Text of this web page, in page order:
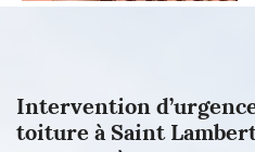
Intervention
toiture à Saint